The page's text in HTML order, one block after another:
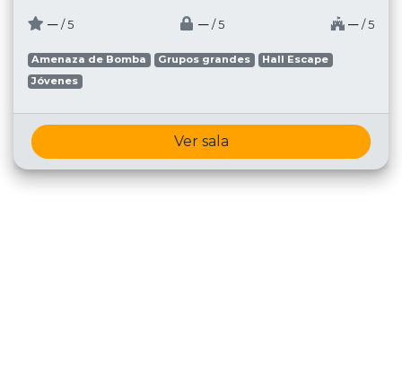
─ / 5 ─ / 5 ─ / 5
Amenaza de Bomba Grupos grandes
Hall Escape
Jóvenes
Ver sala